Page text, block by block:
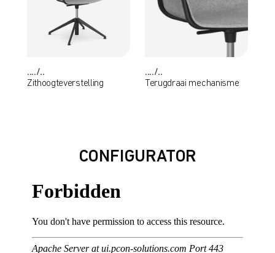
..../..
Zithoogteverstelling
..../..
Terugdraai mechanisme
CONFIGURATOR